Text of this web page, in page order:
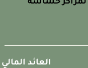
حساسة
العائد المالي